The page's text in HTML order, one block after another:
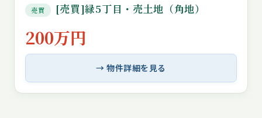
売買 [売買]緑5丁目・売土地（角地）
200万円
→ 物件詳細を見る